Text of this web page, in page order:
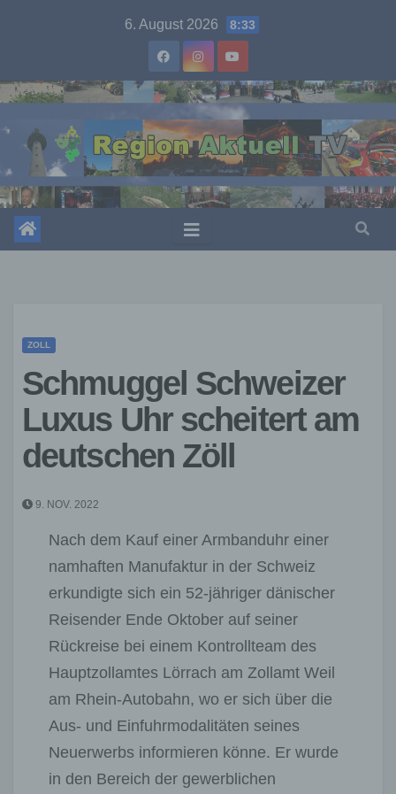
6. August 2026 8:33
ZOLL
Schmuggel Schweizer
Luxus Uhr scheitert am
deutschen Zöll
9. NOV. 2022
Nach dem Kauf einer Armbanduhr einer
namhaften Manufaktur in der Schweiz
erkundigte sich ein 52-jähriger dänischer
Reisender Ende Oktober auf seiner
Rückreise bei einem Kontrollteam des
Hauptzollamtes Lörrach am Zollamt Weil
am Rhein-Autobahn, wo er sich über die
Aus- und Einfuhrmodalitäten seines
Neuerwerbs informieren könne. Er wurde
in den Bereich der gewerblichen